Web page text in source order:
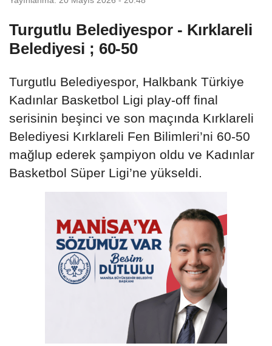
Turgutlu Belediyespor - Kırklareli
Belediyesi ; 60-50
Turgutlu Belediyespor, Halkbank Türkiye
Kadınlar Basketbol Ligi play-off final
serisinin beşinci ve son maçında Kırklareli
Belediyesi Kırklareli Fen Bilimleri’ni 60-50
mağlup ederek şampiyon oldu ve Kadınlar
Basketbol Süper Ligi’ne yükseldi.